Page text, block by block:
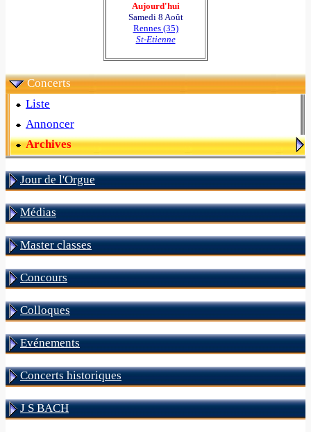
Aujourd'hui
Samedi 8 Août
Rennes (35)
St-Etienne
Concerts
Liste
Annoncer
Archives
Jour de l'Orgue
Médias
Master classes
Concours
Colloques
Evénements
Concerts historiques
J S BACH